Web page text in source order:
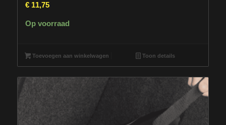
€11,75
Op voorraad
Toevoegen aan winkelwagen Toon details